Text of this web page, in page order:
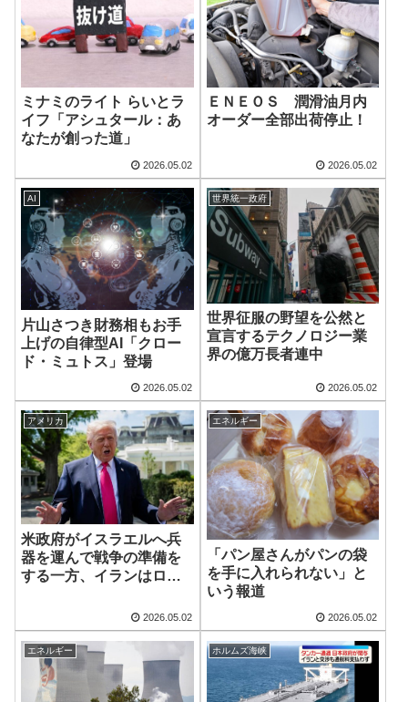
ミナミのライト らいとラ
イフ「アシュタール：あ
なたが創った道」
2026.05.02
ＥＮＥＯＳ 潤滑油月内
オーダー全部出荷停止！
2026.05.02
AI
片山さつき財務相もお手
上げの自律型AI「クロー
ド・ミュトス」登場
2026.05.02
世界統一政府
世界征服の野望を公然と
宣言するテクノロジー業
界の億万長者連中
2026.05.02
アメリカ
米政府がイスラエルへ兵
器を運んで戦争の準備を
する一方、イランはロシ
2026.05.02
エネルギー
「パン屋さんがパンの袋
を手に入れられない」と
いう報道
2026.05.02
エネルギー ホルムズ海峡